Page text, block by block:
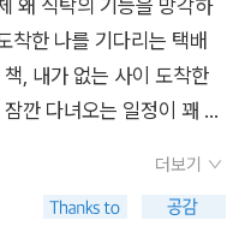
시제가 필요했다. 온전한
대지 않는 하나의 완전한
- page 223​개인적으로 인
까? 가은도 생각해본 적
터 이유를 아주 중요하게
이 자신의 인터뷰가 미묘
겠으나 (내 업무 분야에서
은 것은 마음에 들지 않는
내 여자들, 케이트와 케이
지원 명목으로 돈이 많이
해 자리를 잃고 귀국하게
없고 그저 객관적으로 한
제나 활동에 대해서는 간
자신의 상념에 집중한다. 몇
나고 헤어진다. 늘 거리가
왜 식탁의 기능을 망각하
착한 나를 기다리는 택배
, 내가 없는 사이 도착한
깐 다녀오는 일정이 꽤 길
아왔다는 문자를 보냈다.
탁기를 돌리고 재활용품
더보기